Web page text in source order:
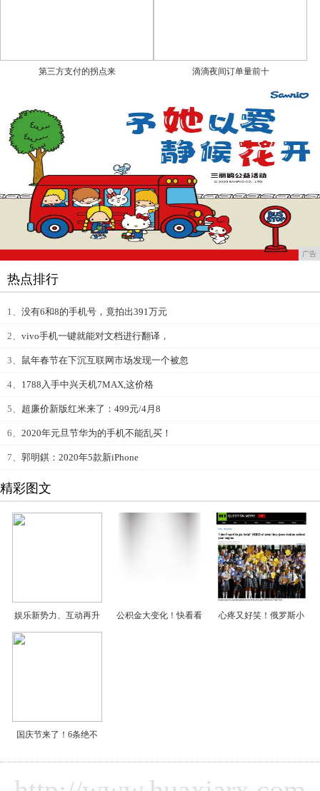
第三方支付的拐点来 滴滴夜间订单量前十
广告
热点排行
1、 没有6和8的手机号，竟拍出391万元
2、 vivo手机一键就能对文档进行翻译，
3、 鼠年春节在下沉互联网市场发现一个被忽
4、 1788入手中兴天机7MAX,这价格
5、 超廉价新版红米来了：499元/4月8
6、 2020年元旦节华为的手机不能乱买！
7、 郭明錤：2020年5款新iPhone
精彩图文
娱乐新势力、互动再升 公积金大变化！快看看 心疼又好笑！俄罗斯小
国庆节来了！6条绝不